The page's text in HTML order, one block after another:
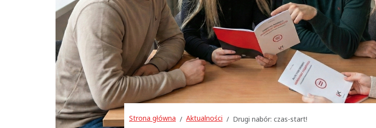
Strona główna Aktualności Drugi nabór: czas-start!